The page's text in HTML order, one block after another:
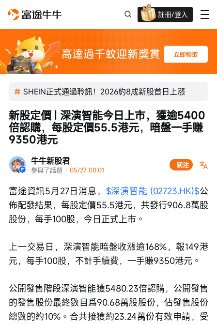
註冊/登入
迎新驚喜賞 股票/BTC等任你揀!
SHEIN正式通過聆訊！2026約8成新股首日上漲
牛牛新股君
參與了話題 · 05/27 00:01
關注
新股定價 | 深演智能今日上市，獲逾5400
倍認購，每股定價55.5港元，暗盤一手賺
9350港元
富途資訊5月27日消息， $深演智能 (02723.HK)$公
佈配發結果，每股定價55.5港元，共發行906.8萬股
股份，每手100股，今日正式上市。
上一交易日，深演智能暗盤收漲逾168%，報149港
元，每手100股，不計手續費，一手賺9350港元。
公開發售階段深演智能獲5480.23倍認購，公開發售
的發售股份最終數目爲90.68萬股股份，佔發售股份
總數的約10%。合共接獲約23.24萬份有效申請，受